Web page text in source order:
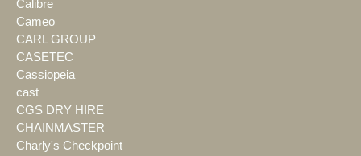
Calibre
Cameo
CARL GROUP
CASETEC
Cassiopeia
cast
CGS DRY HIRE
CHAINMASTER
Charly's Checkpoint